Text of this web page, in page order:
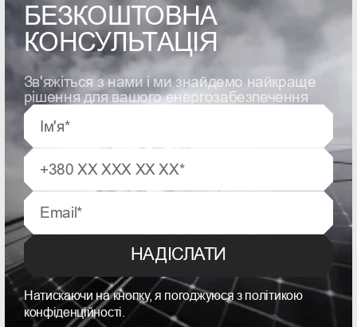
БЕЗКОШТОВНА
КОНСУЛЬТАЦІЯ
Зв'яжіться з нами і ми знайдемо найкраще
рішення для вашого енергозабезпечення
НАДІСЛАТИ
Натискаючи на кнопку, я погоджуюся з політикою
конфіденційності.